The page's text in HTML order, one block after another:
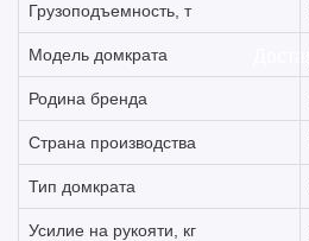
Грузоподъемность, т
Модель домкрата
Родина бренда
Страна производства
Тип домкрата
Усилие на рукояти, кг